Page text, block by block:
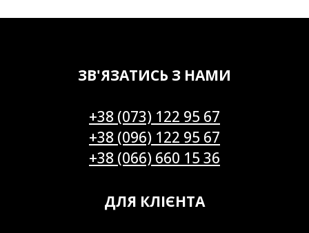
ЗВ'ЯЗАТИСЬ З НАМИ
+38 (073) 122 95 67
+38 (096) 122 95 67
+38 (066) 660 15 36
ДЛЯ КЛІЄНТА